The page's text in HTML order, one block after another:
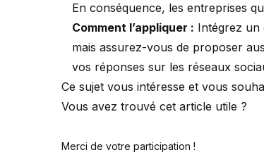
En conséquence, les entreprises
Comment l’appliquer : Intégrez un
mais assurez-vous de proposer
vos réponses sur les réseaux
Ce sujet vous intéresse et vous
Vous avez trouvé cet article utile ?
Merci de votre participation !